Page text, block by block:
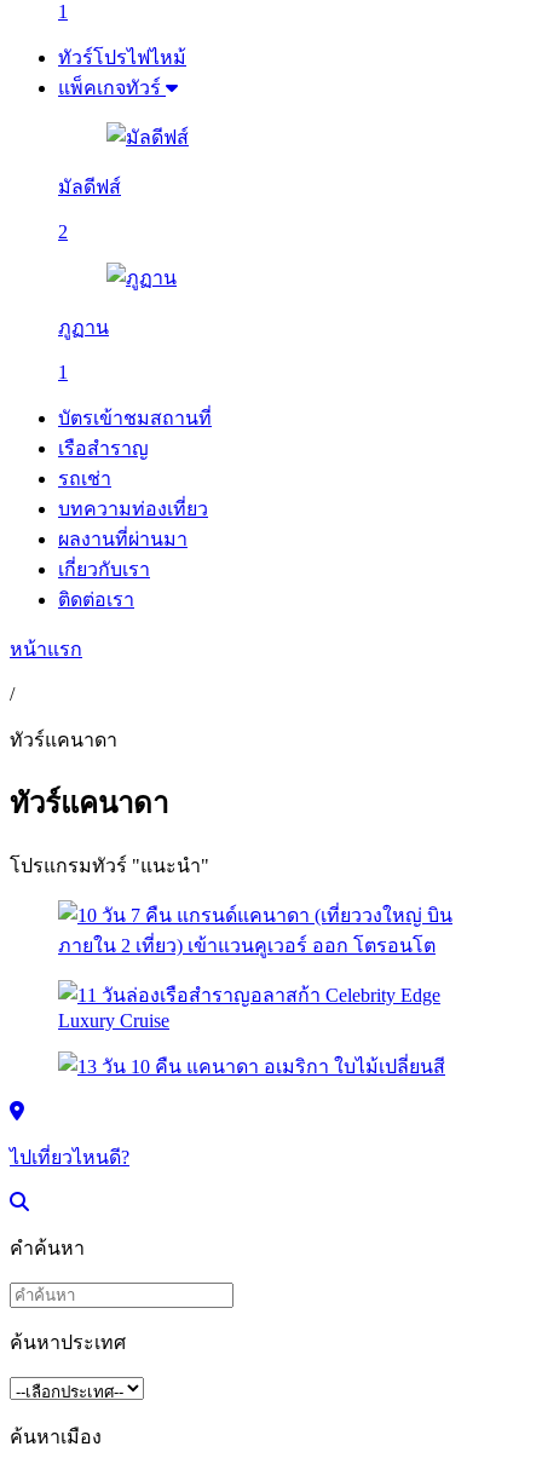
1
ทัวร์โปรไฟไหม้
แพ็คเกจทัวร์
มัลดีฟส์
2
ภูฏาน
1
บัตรเข้าชมสถานที่
เรือสำราญ
รถเช่า
บทความท่องเที่ยว
ผลงานที่ผ่านมา
เกี่ยวกับเรา
ติดต่อเรา
หน้าแรก
/
ทัวร์แคนาดา
ทัวร์แคนาดา
โปรแกรมทัวร์ "แนะนำ"
ไปเที่ยวไหนดี?
คำค้นหา
ค้นหาประเทศ
ค้นหาเมือง